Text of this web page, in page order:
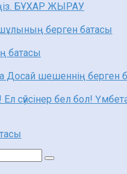
БҰХАР ЖЫРАУ
берген батасы
батасы
Досай шешеннің берген
сүйсінер бел бол!